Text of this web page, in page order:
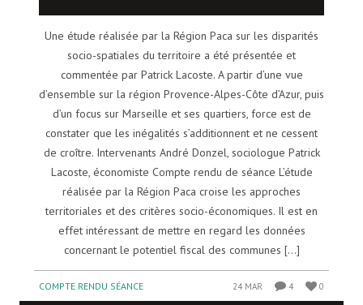
Une étude réalisée par la Région Paca sur les disparités
socio-spatiales du territoire a été présentée et
commentée par Patrick Lacoste. A partir d’une vue
d’ensemble sur la région Provence-Alpes-Côte d’Azur, puis
d’un focus sur Marseille et ses quartiers, force est de
constater que les inégalités s’additionnent et ne cessent
de croître. Intervenants André Donzel, sociologue Patrick
Lacoste, économiste Compte rendu de séance L’étude
réalisée par la Région Paca croise les approches
territoriales et des critères socio-économiques. Il est en
effet intéressant de mettre en regard les données
concernant le potentiel fiscal des communes [...]
COMPTE RENDU SÉANCE 24 MAR 4 0